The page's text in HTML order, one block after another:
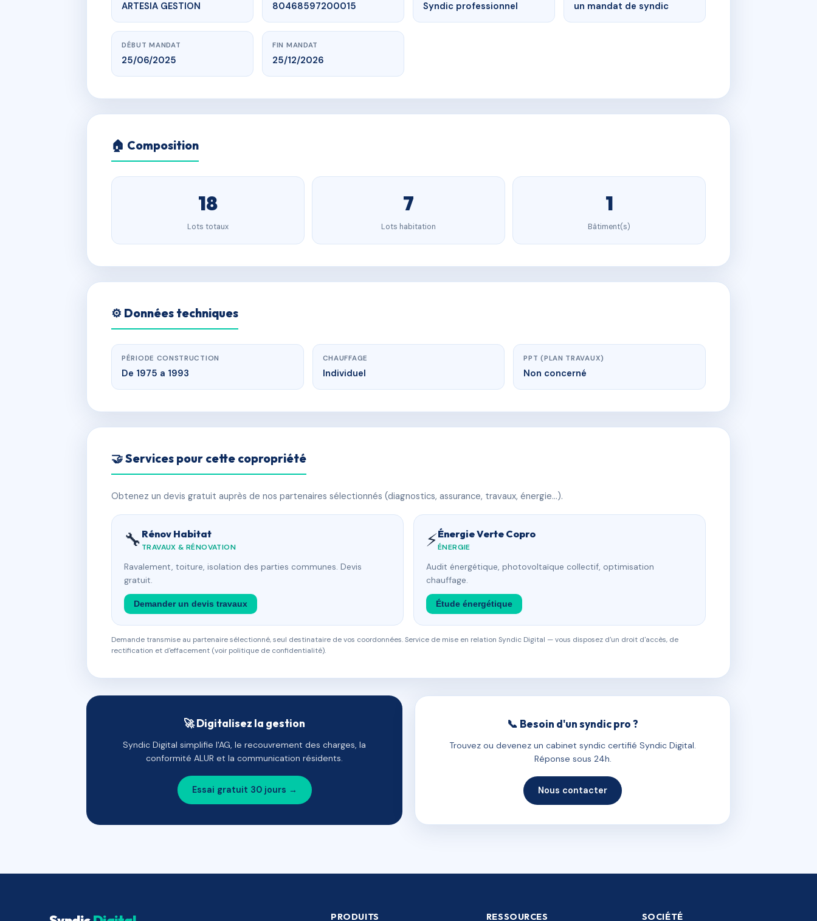
ARTESIA GESTION 80468597200015 Syndic professionnel un mandat de syndic
DÉBUT MANDAT
25/06/2025
FIN MANDAT
25/12/2026
🏠 Composition
18
Lots totaux
7
Lots habitation
1
Bâtiment(s)
⚙️ Données techniques
PÉRIODE CONSTRUCTION
De 1975 a 1993
CHAUFFAGE
Individuel
PPT (PLAN TRAVAUX)
Non concerné
🤝 Services pour cette copropriété
Obtenez un devis gratuit auprès de nos partenaires sélectionnés (diagnostics, assurance, travaux, énergie…).
🔧 Rénov Habitat
TRAVAUX & RÉNOVATION
Ravalement, toiture, isolation des parties communes. Devis
gratuit.
Demander un devis travaux
⚡Énergie Verte Copro
ÉNERGIE
Audit énergétique, photovoltaïque collectif, optimisation
chauffage.
Étude énergétique
Demande transmise au partenaire sélectionné, seul destinataire de vos coordonnées. Service de mise en relation Syndic Digital — vous disposez d'un droit d'accès, de
rectification et d'effacement (voir politique de confidentialité).
🚀 Digitalisez la gestion
Syndic Digital simplifie l'AG, le recouvrement des charges, la
conformité ALUR et la communication résidents.
Essai gratuit 30 jours →
📞 Besoin d'un syndic pro ?
Trouvez ou devenez un cabinet syndic certifié Syndic Digital.
Réponse sous 24h.
Nous contacter
PRODUITS RESSOURCES SOCIÉTÉ